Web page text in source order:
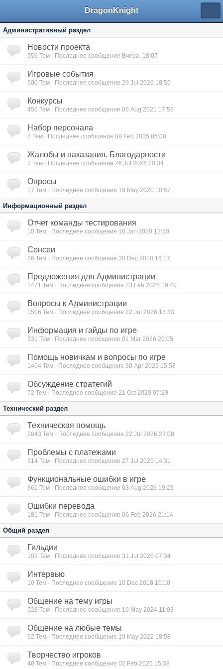
DragonKnight
Административный раздел
Новости проекта
556 Тем · Последнее сообщение Вчера, 18:07
Игровые события
600 Тем · Последнее сообщение 29 Jul 2026 18:55
Конкурсы
456 Тем · Последнее сообщение 06 Aug 2021 17:53
Набор персонала
7 Тем · Последнее сообщение 09 Feb 2025 05:00
Жалобы и наказания. Благодарности
7 Тем · Последнее сообщение 26 Jul 2026 20:34
Опросы
17 Тем · Последнее сообщение 19 May 2020 10:57
Информационный раздел
Отчет команды тестирования
10 Тем · Последнее сообщение 16 Jan 2020 12:50
Сенсеи
26 Тем · Последнее сообщение 30 Dec 2018 16:17
Предложения для Администрации
1471 Тем · Последнее сообщение 23 Feb 2026 19:40
Вопросы к Администрации
1506 Тем · Последнее сообщение 22 Jul 2026 18:33
Информация и гайды по игре
331 Тем · Последнее сообщение 01 Mar 2026 20:05
Помощь новичкам и вопросы по игре
1404 Тем · Последнее сообщение 30 Apr 2025 15:58
Обсуждение стратегий
72 Тем · Последнее сообщение 21 Oct 2020 07:29
Технический раздел
Техническая помощь
2843 Тем · Последнее сообщение 22 Jul 2026 23:08
Проблемы с платежами
314 Тем · Последнее сообщение 27 Jul 2025 14:31
Функциональные ошибки в игре
861 Тем · Последнее сообщение 03 Aug 2026 19:23
Ошибки перевода
181 Тем · Последнее сообщение 06 Feb 2026 21:14
Общий раздел
Гильдии
103 Тем · Последнее сообщение 31 Jul 2026 07:34
Интервью
10 Тем · Последнее сообщение 10 Dec 2018 10:10
Общение на тему игры
528 Тем · Последнее сообщение 19 May 2024 11:03
Общение на любые темы
92 Тем · Последнее сообщение 19 May 2022 18:58
Творчество игроков
40 Тем · Последнее сообщение 02 Feb 2025 15:38